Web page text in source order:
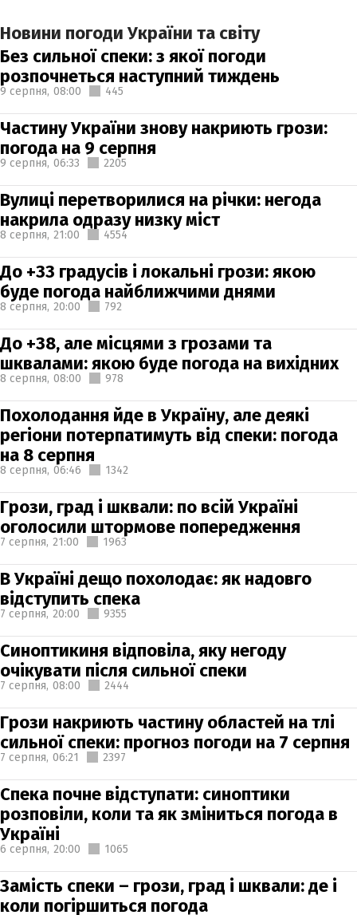
Новини погоди України та світу
Без сильної спеки: з якої погоди
розпочнеться наступний тиждень
9 серпня, 08:00 445
Частину України знову накриють грози:
погода на 9 серпня
9 серпня, 06:33 2205
Вулиці перетворилися на річки: негода
накрила одразу низку міст
8 серпня, 21:00 4554
До +33 градусів і локальні грози: якою
буде погода найближчими днями
8 серпня, 20:00 792
До +38, але місцями з грозами та
шквалами: якою буде погода на вихідних
8 серпня, 08:00 978
Похолодання йде в Україну, але деякі
регіони потерпатимуть від спеки: погода
на 8 серпня
8 серпня, 06:46 1342
Грози, град і шквали: по всій Україні
оголосили штормове попередження
7 серпня, 21:00 1963
В Україні дещо похолодає: як надовго
відступить спека
7 серпня, 20:00 9355
Синоптикиня відповіла, яку негоду
очікувати після сильної спеки
7 серпня, 08:00 2444
Грози накриють частину областей на тлі
сильної спеки: прогноз погоди на 7 серпня
7 серпня, 06:21 2397
Спека почне відступати: синоптики
розповіли, коли та як зміниться погода в
Україні
6 серпня, 20:00 1065
Замість спеки – грози, град і шквали: де і
коли погіршиться погода